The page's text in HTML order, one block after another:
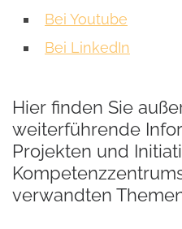
Bei Youtube
Bei LinkedIn
Hier finden Sie
weiterführende
Projekten und
verwandten